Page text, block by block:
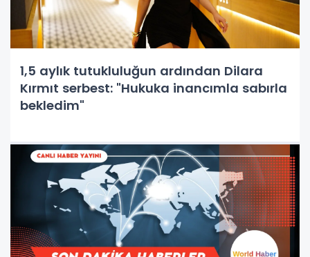
1,5 aylık tutukluluğun ardından Dilara
Kırmıt serbest: "Hukuka inancımla sabırla
bekledim"